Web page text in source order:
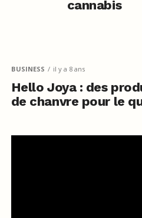
cannabis
BUSINESS il y a 8 ans
Hello Joya : des
de chanvre pour le